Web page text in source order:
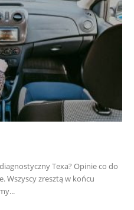
Texa? Opinie co do
Wszyscy zresztą w końcu